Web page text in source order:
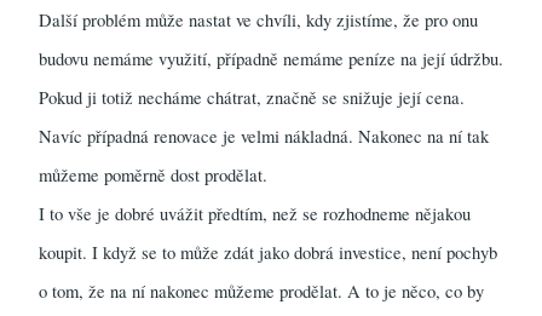
Další problém může nastat ve chvíli, kdy zjistíme, že pro onu
budovu nemáme využití, případně nemáme peníze na její údržbu.
Pokud ji totiž necháme chátrat, značně se snižuje její cena.
Navíc případná renovace je velmi nákladná. Nakonec na ní tak
můžeme poměrně dost prodělat.
I to vše je dobré uvážit předtím, než se rozhodneme nějakou
koupit. I když se to může zdát jako dobrá investice, není pochyb
o tom, že na ní nakonec můžeme prodělat. A to je něco, co by